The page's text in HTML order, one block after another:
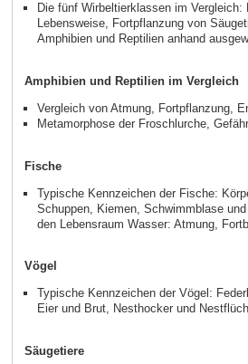
Die fünf Wirbeltierklassen im Vergleich:
Lebensweise, Fortpflanzung von
Amphibien und Reptilien anhand
Amphibien und Reptilien im Vergleich
Vergleich von Atmung, Fortpflanzung,
Metamorphose der Froschlurche,
Fische
Typische Kennzeichen der Fische:
Schuppen, Kiemen, Schwimmblase
den Lebensraum Wasser: Atmung,
Vögel
Typische Kennzeichen der Vögel:
Eier und Brut, Nesthocker und
Säugetiere